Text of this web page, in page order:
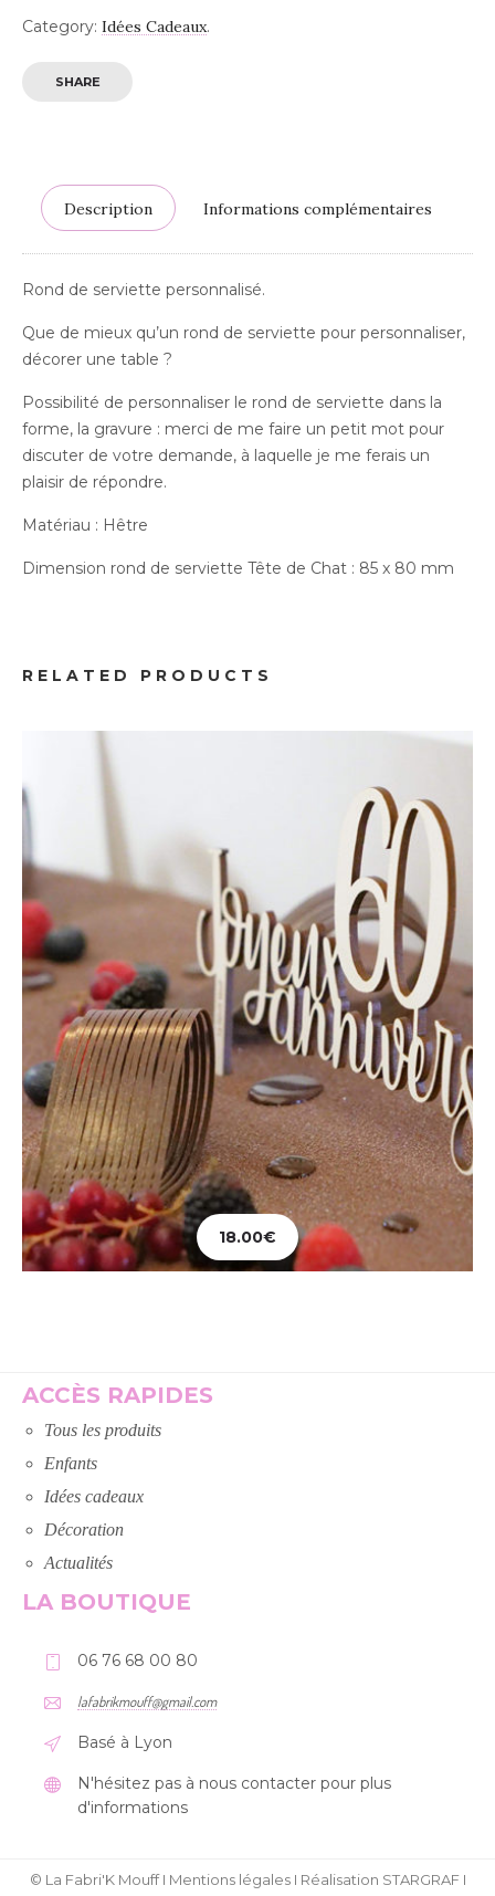
Category: Idées Cadeaux.
SHARE
Description Informations complémentaires
Rond de serviette personnalisé.
Que de mieux qu’un rond de serviette pour personnaliser,
décorer une table ?
Possibilité de personnaliser le rond de serviette dans la
forme, la gravure : merci de me faire un petit mot pour
discuter de votre demande, à laquelle je me ferais un
plaisir de répondre.
Matériau : Hêtre
Dimension rond de serviette Tête de Chat : 85 x 80 mm
RELATED PRODUCTS
Cake Topper Personnalisé
18.00€
ACCÈS RAPIDES
Tous les produits
Enfants
Idées cadeaux
Décoration
Actualités
LA BOUTIQUE
06 76 68 00 80
lafabrikmouff@gmail.com
Basé à Lyon
N'hésitez pas à nous contacter pour plus
d'informations
© La Fabri'K Mouff I Mentions légalesI Réalisation STARGRAFI